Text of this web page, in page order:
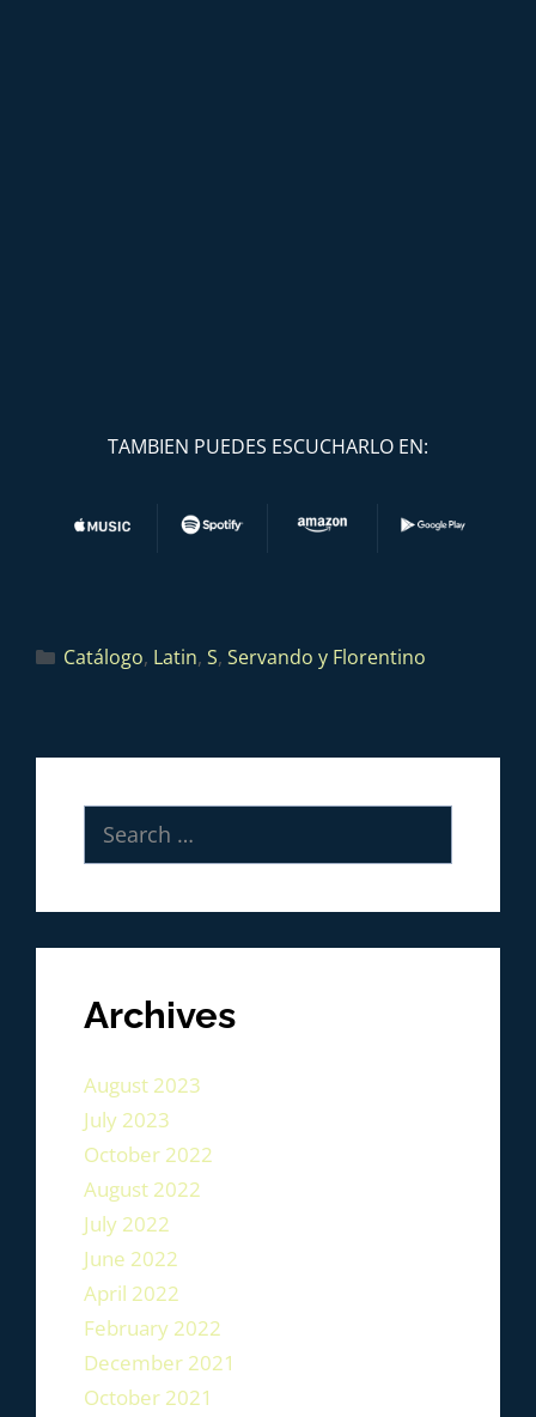
TAMBIEN PUEDES ESCUCHARLO EN:
Catálogo, Latin, S, Servando y Florentino
Archives
August 2023
July 2023
October 2022
August 2022
July 2022
June 2022
April 2022
February 2022
December 2021
October 2021